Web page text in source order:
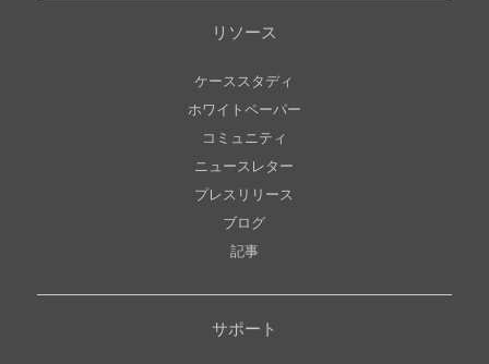
リソース
ケーススタディ
ホワイトペーパー
コミュニティ
ニュースレター
プレスリリース
ブログ
記事
サポート